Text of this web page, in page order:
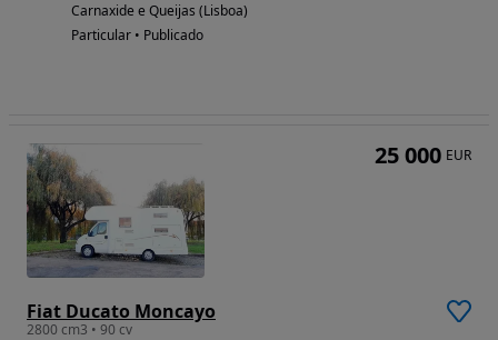
Carnaxide e Queijas (Lisboa)
Particular • Publicado
Fiat Ducato Moncayo
2800 cm3 • 90 cv
25 000 EUR